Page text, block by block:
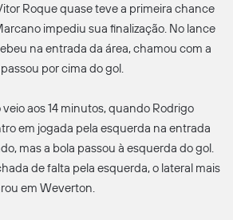
Roque quase teve a primeira chance
impediu sua finalização. No lance
na entrada da área, chamou com a
por cima do gol.
aos 14 minutos, quando Rodrigo
em jogada pela esquerda na entrada
mas a bola passou à esquerda do gol.
de falta pela esquerda, o lateral mais
em Weverton.